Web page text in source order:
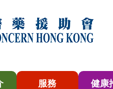
服務 健康